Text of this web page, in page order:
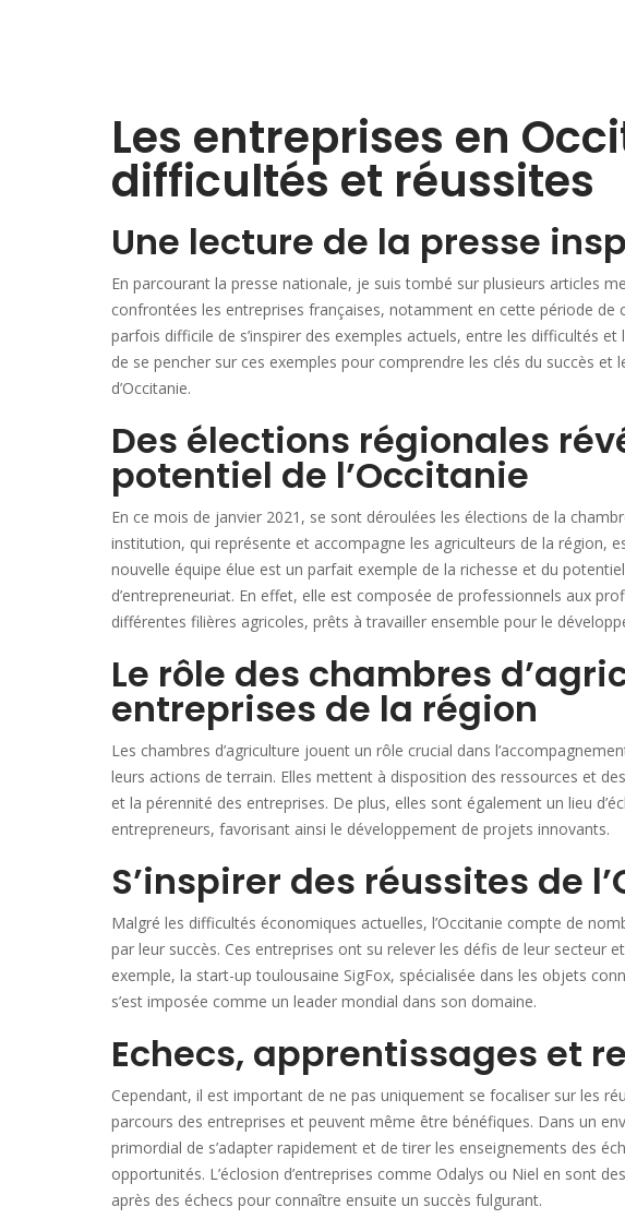
Les entreprises en
difficultés et réussites
Une lecture de la presse
En parcourant la presse nationale, je suis tombé sur plusieurs articles
confrontées les entreprises françaises, notamment en cette période de
parfois difficile de s’inspirer des exemples actuels, entre les difficultés
de se pencher sur ces exemples pour comprendre les clés du succès et
d’Occitanie.
Des élections régionales
potentiel de l’Occitanie
En ce mois de janvier 2021, se sont déroulées les élections de la
institution, qui représente et accompagne les agriculteurs de la région,
nouvelle équipe élue est un parfait exemple de la richesse et du
d’entrepreneuriat. En effet, elle est composée de professionnels aux
différentes filières agricoles, prêts à travailler ensemble pour le
Le rôle des chambres
entreprises de la région
Les chambres d’agriculture jouent un rôle crucial dans
leurs actions de terrain. Elles mettent à disposition des ressources et
et la pérennité des entreprises. De plus, elles sont également un lieu
entrepreneurs, favorisant ainsi le développement de projets innovants.
S’inspirer des réussites de
Malgré les difficultés économiques actuelles, l’Occitanie compte de
par leur succès. Ces entreprises ont su relever les défis de leur secteur
exemple, la start-up toulousaine SigFox, spécialisée dans les objets
s’est imposée comme un leader mondial dans son domaine.
Echecs, apprentissages et
Cependant, il est important de ne pas uniquement se focaliser sur les
parcours des entreprises et peuvent même être bénéfiques. Dans un
primordial de s’adapter rapidement et de tirer les enseignements des
opportunités. L’éclosion d’entreprises comme Odalys ou Niel en sont
après des échecs pour connaître ensuite un succès fulgurant.